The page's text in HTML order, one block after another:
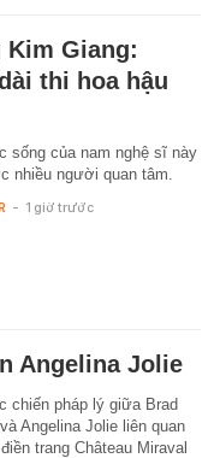
Giang:
thi hoa hậu
sống của nam nghệ sĩ này
nhiều người quan tâm.
- 1 giờ trước
Angelina Jolie
chiến pháp lý giữa Brad
Angelina Jolie liên quan
trang Château Miraval